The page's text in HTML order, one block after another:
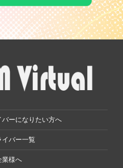
ーになりたい方へ
イバー一覧
業様へ